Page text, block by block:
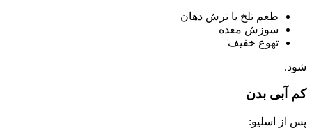
طعم تلخ یا ترش دهان
سوزش معده
تهوع خفیف
شود.
کم‌ آبی بدن
پس از اسلیو: